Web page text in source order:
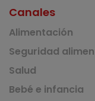
Canales
Alimentación
Seguridad
Salud
Bebé e infancia